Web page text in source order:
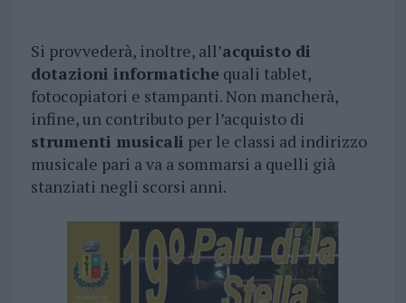
Si provvederà, inoltre, all’acquisto di
dotazioni informatichequali tablet,
fotocopiatori e stampanti. Non mancherà,
infine, un contributo per l’acquisto di
strumenti musicali per le classi ad indirizzo
musicale pari a va a sommarsi a quelli già
stanziati negli scorsi anni.